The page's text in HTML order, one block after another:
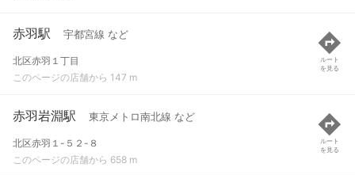
赤羽駅 宇都宮線 など
北区赤羽１丁目
このページの店舗から 147 m
ルート
を見る
赤羽岩淵駅 東京メトロ南北線 など
北区赤羽１-５２-８
このページの店舗から 658 m
ルート
を見る